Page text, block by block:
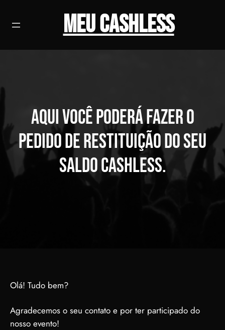
Meu Cashless
Aqui você poderá fazer o
pedido de restituição do seu
saldo Cashless.
Olá! Tudo bem?
Agradecemos o seu contato e por ter participado do
nosso evento!